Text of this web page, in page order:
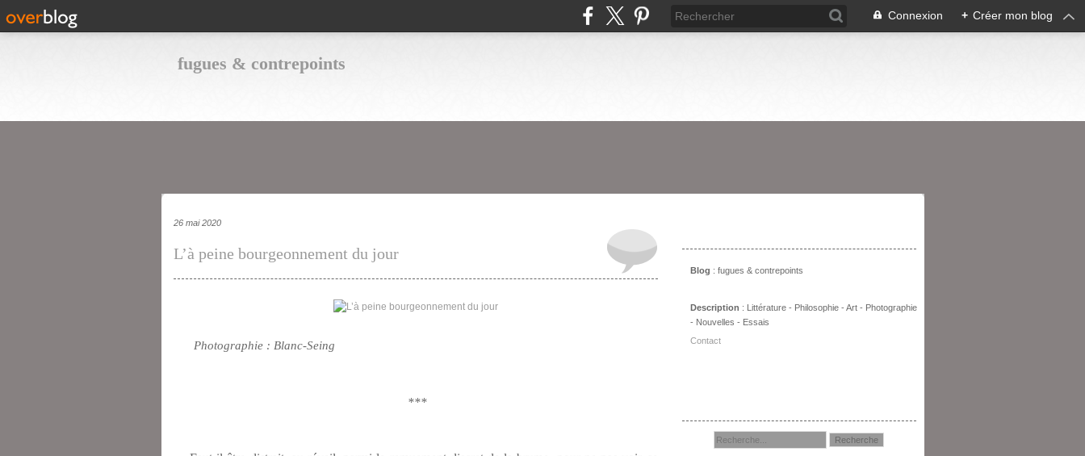
Connexion + Créer mon blog
fugues & contrepoints
26 mai 2020
L’à peine bourgeonnement du jour
Photographie : Blanc-Seing
***
Blog : fugues & contrepoints
Description : Littérature - Philosophie - Art - Photographie
- Nouvelles - Essais
Contact